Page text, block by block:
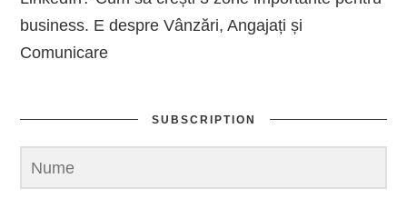
business. E despre Vânzări, Angajați și
Comunicare
SUBSCRIPTION